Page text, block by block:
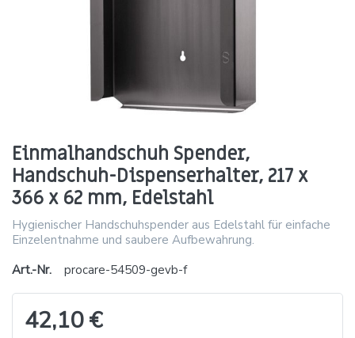
Einmalhandschuh Spender,
Handschuh-Dispenserhalter, 217 x
366 x 62 mm, Edelstahl
Hygienischer Handschuhspender aus Edelstahl für einfache
Einzelentnahme und saubere Aufbewahrung.
Art.-Nr.
procare-54509-gevb-f
42,10 €